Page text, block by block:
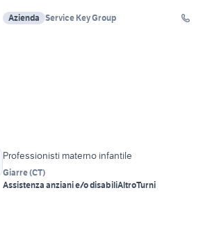
Azienda Service Key Group
Professionisti materno infantile
Giarre(CT)
Assistenza anziani e/o disabiliAltroTurni